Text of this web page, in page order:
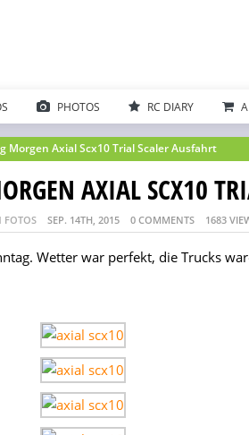
PHOTOS RC DIARY
Morgen Axial Scx10 Trial Scaler Ausfahrt
AXIAL SCX10
FOTOS SEP. 14TH, 2015 0 COMMENTS 1683
Wetter war perfekt, die Trucks